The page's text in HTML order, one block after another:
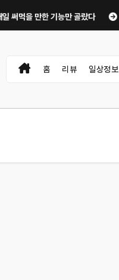
한 기능만 골랐다 중고 폰·
홈 리뷰 일상정보